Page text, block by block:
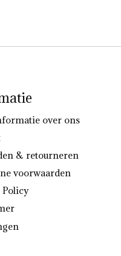
over ons
& retourneren
voorwaarden